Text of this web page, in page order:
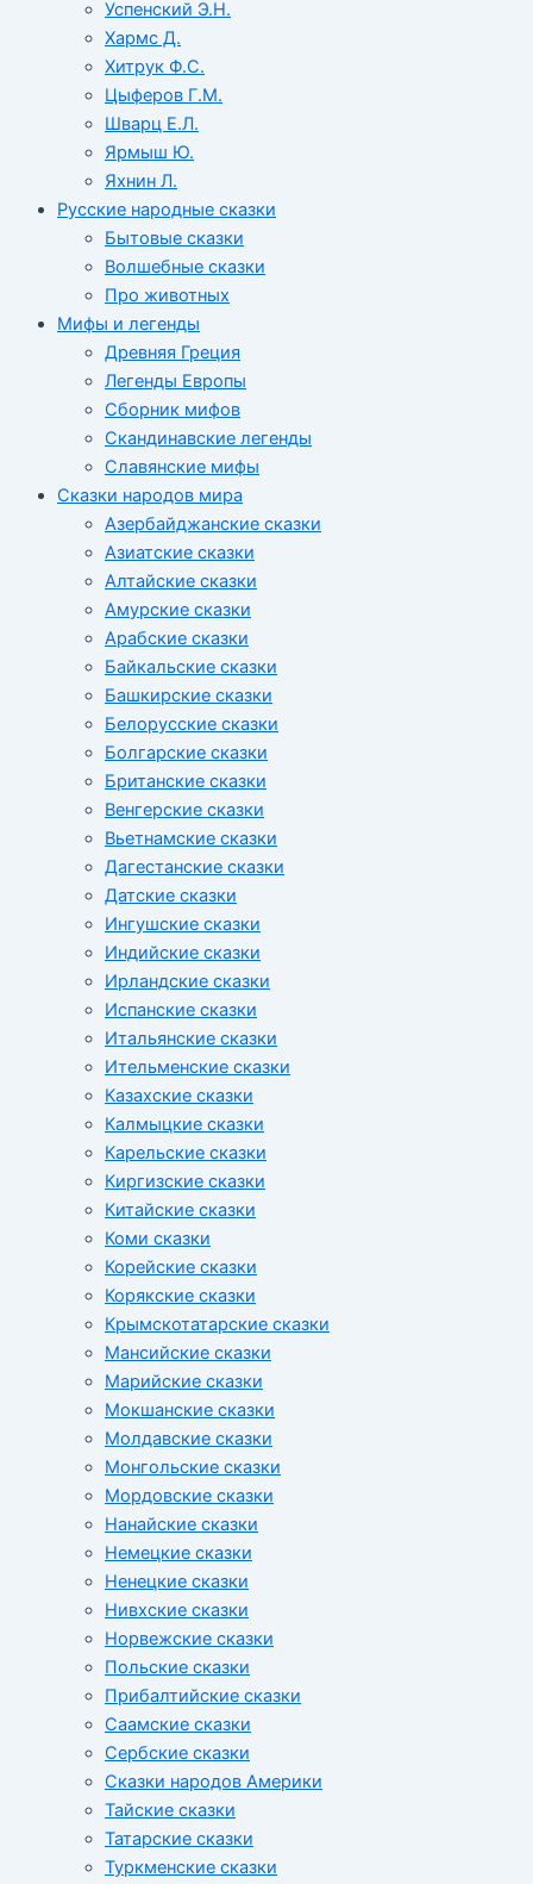
Успенский Э.Н.
Хармс Д.
Хитрук Ф.С.
Цыферов Г.М.
Шварц Е.Л.
Ярмыш Ю.
Яхнин Л.
Русские народные сказки
Бытовые сказки
Волшебные сказки
Про животных
Мифы и легенды
Древняя Греция
Легенды Европы
Сборник мифов
Скандинавские легенды
Славянские мифы
Сказки народов мира
Азербайджанские сказки
Азиатские сказки
Алтайские сказки
Амурские сказки
Арабские сказки
Байкальские сказки
Башкирские сказки
Белорусские сказки
Болгарские сказки
Британские сказки
Венгерские сказки
Вьетнамские сказки
Дагестанские сказки
Датские сказки
Ингушские сказки
Индийские сказки
Ирландские сказки
Испанские сказки
Итальянские сказки
Ительменские сказки
Казахские сказки
Калмыцкие сказки
Карельские сказки
Киргизские сказки
Китайские сказки
Коми сказки
Корейские сказки
Корякские сказки
Крымскотатарские сказки
Мансийские сказки
Марийские сказки
Мокшанские сказки
Молдавские сказки
Монгольские сказки
Мордовские сказки
Нанайские сказки
Немецкие сказки
Ненецкие сказки
Нивхские сказки
Норвежские сказки
Польские сказки
Прибалтийские сказки
Cаамские сказки
Сербские сказки
Сказки народов Америки
Тайские сказки
Татарские сказки
Туркменские сказки